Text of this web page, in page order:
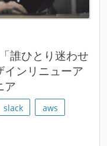
誰ひとり迷わせ
ンリニューア
ア
slack
aws